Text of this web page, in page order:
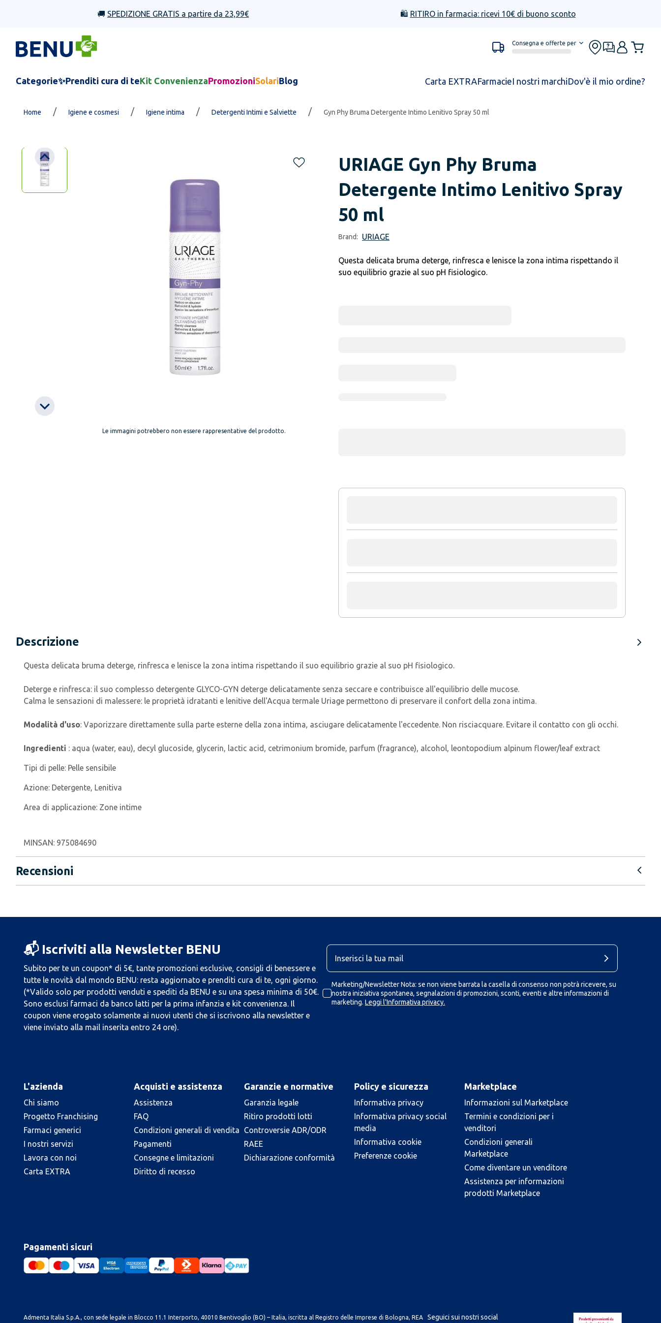
🚚 SPEDIZIONE GRATIS a partire da 23,99€ 🛍️ RITIRO in farmacia: ricevi 10€ di buono sconto
Consegna e offerte per
Categorie✨Prenditi cura di teKit ConvenienzaPromozioniSolariBlog Carta EXTRAFarmacieI nostri marchiDov'è il mio ordine?
Home / Igiene e cosmesi / Igiene intima / Detergenti Intimi e Salviette / Gyn Phy Bruma Detergente Intimo Lenitivo Spray 50 ml
Le immagini potrebbero non essere rappresentative del prodotto.
URIAGE Gyn Phy Bruma
Detergente Intimo Lenitivo Spray
50 ml
Brand: URIAGE
Questa delicata bruma deterge, rinfresca e lenisce la zona intima rispettando il
suo equilibrio grazie al suo pH fisiologico.
Descrizione
Questa delicata bruma deterge, rinfresca e lenisce la zona intima rispettando il suo equilibrio grazie al suo pH fisiologico.
Deterge e rinfresca: il suo complesso detergente GLYCO-GYN deterge delicatamente senza seccare e contribuisce all'equilibrio delle mucose.
Calma le sensazioni di malessere: le proprietà idratanti e lenitive dell'Acqua termale Uriage permettono di preservare il confort della zona intima.
Modalità d'uso: Vaporizzare direttamente sulla parte esterne della zona intima, asciugare delicatamente l'eccedente. Non risciacquare. Evitare il contatto con gli occhi.
Ingredienti : aqua (water, eau), decyl glucoside, glycerin, lactic acid, cetrimonium bromide, parfum (fragrance), alcohol, leontopodium alpinum flower/leaf extract
Tipi di pelle: Pelle sensibile
Azione: Detergente, Lenitiva
Area di applicazione: Zone intime
MINSAN: 975084690
Recensioni
📬 Iscriviti alla Newsletter BENU
Subito per te un coupon* di 5€, tante promozioni esclusive, consigli di benessere e
tutte le novità dal mondo BENU: resta aggiornato e prenditi cura di te, ogni giorno.
(*Valido solo per prodotti venduti e spediti da BENU e su una spesa minima di 50€.
Sono esclusi farmaci da banco latti per la prima infanzia e kit convenienza. Il
coupon viene erogato solamente ai nuovi utenti che si iscrivono alla newsletter e
viene inviato alla mail inserita entro 24 ore).
Marketing/Newsletter Nota: se non viene barrata la casella di consenso non potrà ricevere, su
nostra iniziativa spontanea, segnalazioni di promozioni, sconti, eventi e altre informazioni di
marketing. Leggi l'Informativa privacy.
L'azienda
Chi siamo
Progetto Franchising
Farmaci generici
I nostri servizi
Lavora con noi
Carta EXTRA
Acquisti e assistenza
Assistenza
FAQ
Condizioni generali di vendita
Pagamenti
Consegne e limitazioni
Diritto di recesso
Garanzie e normative
Garanzia legale
Ritiro prodotti lotti
Controversie ADR/ODR
RAEE
Dichiarazione conformità
Policy e sicurezza
Informativa privacy
Informativa privacy social
media
Informativa cookie
Preferenze cookie
Marketplace
Informazioni sul Marketplace
Termini e condizioni per i
venditori
Condizioni generali
Marketplace
Come diventare un venditore
Assistenza per informazioni
prodotti Marketplace
Pagamenti sicuri
Admenta Italia S.p.A., con sede legale in Blocco 11.1 Interporto, 40010 Bentivoglio (BO) – Italia, iscritta al Registro delle Imprese di Bologna, REA Seguici sui nostri social